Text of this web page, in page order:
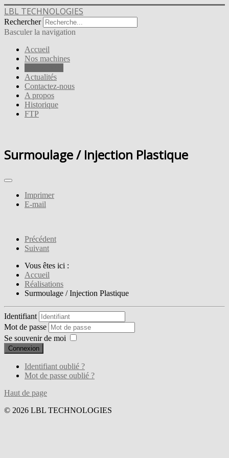
LBL TECHNOLOGIES
Rechercher
Basculer la navigation
Accueil
Nos machines
Actualités
Contactez-nous
A propos
Historique
FTP
Surmoulage / Injection Plastique
Imprimer
E-mail
Précédent
Suivant
Vous êtes ici :
Accueil
Réalisations
Surmoulage / Injection Plastique
Identifiant
Mot de passe
Se souvenir de moi
Connexion
Identifiant oublié ?
Mot de passe oublié ?
Haut de page
© 2026 LBL TECHNOLOGIES